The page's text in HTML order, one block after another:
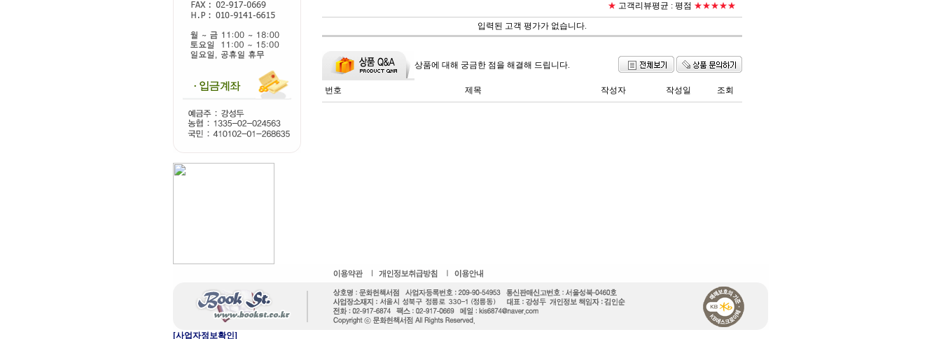
★ 고객리뷰평균 : 평점 ★★★★★
입력된 고객 평가가 없습니다.
상품에 대해 궁금한 점을 해결해 드립니다.
번호 제목 작성자 작성일 조회
[사업자정보확인]